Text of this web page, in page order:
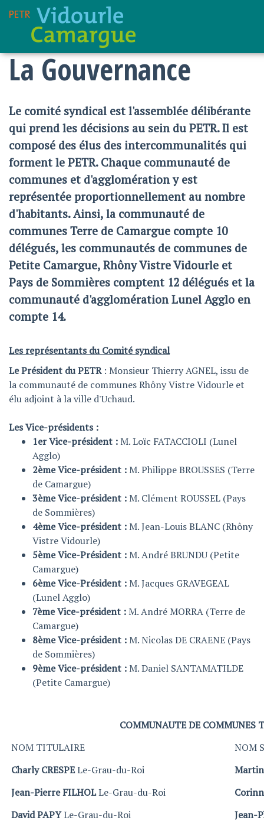
La Gouvernance
Le comité syndical est l'assemblée délibérante
qui prend les décisions au sein du PETR. Il est
composé des élus des intercommunalités qui
forment le PETR. Chaque communauté de
communes et d'agglomération y est
représentée proportionnellement au nombre
d'habitants. Ainsi, la communauté de
communes Terre de Camargue compte 10
délégués, les communautés de communes de
Petite Camargue, Rhôny Vistre Vidourle et
Pays de Sommières comptent 12 délégués et la
communauté d'agglomération Lunel Agglo en
compte 14.
Les représentants du Comité syndical
Le Président du PETR: Monsieur Thierry AGNEL, issu de
la communauté de communes Rhôny Vistre Vidourle et
élu adjoint à la ville d'Uchaud.
Les Vice-présidents :
1er Vice-président :M. Loïc FATACCIOLI (Lunel
Agglo)
2ème Vice-président :M. Philippe BROUSSES (Terre
de Camargue)
3ème Vice-président :M. Clément ROUSSEL (Pays
de Sommières)
4ème Vice-président :M. Jean-Louis BLANC (Rhôny
Vistre Vidourle)
5ème Vice-Président :M. André BRUNDU (Petite
Camargue)
6ème Vice-Président :M. Jacques GRAVEGEAL
(Lunel Agglo)
7ème Vice-président :M. André MORRA (Terre de
Camargue)
8ème Vice-président :M. Nicolas DE CRAENE (Pays
de Sommières)
9ème Vice-président :M. Daniel SANTAMATILDE
(Petite Camargue)
COMMUNAUTE DE COMMUNES
NOM TITULAIRE
NOM
Charly CRESPELe-Grau-du-Roi
Jean-Pierre FILHOLLe-Grau-du-Roi
David PAPYLe-Grau-du-Roi
Jean-